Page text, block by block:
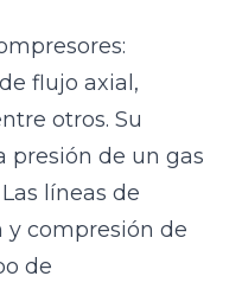
flujo axial,
otros. Su
presión de un gas
líneas de
y compresión de
de